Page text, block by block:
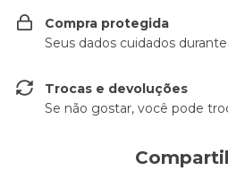
Compra protegida
Seus dados cuidados
Trocas e devoluções
Se não gostar, você pode